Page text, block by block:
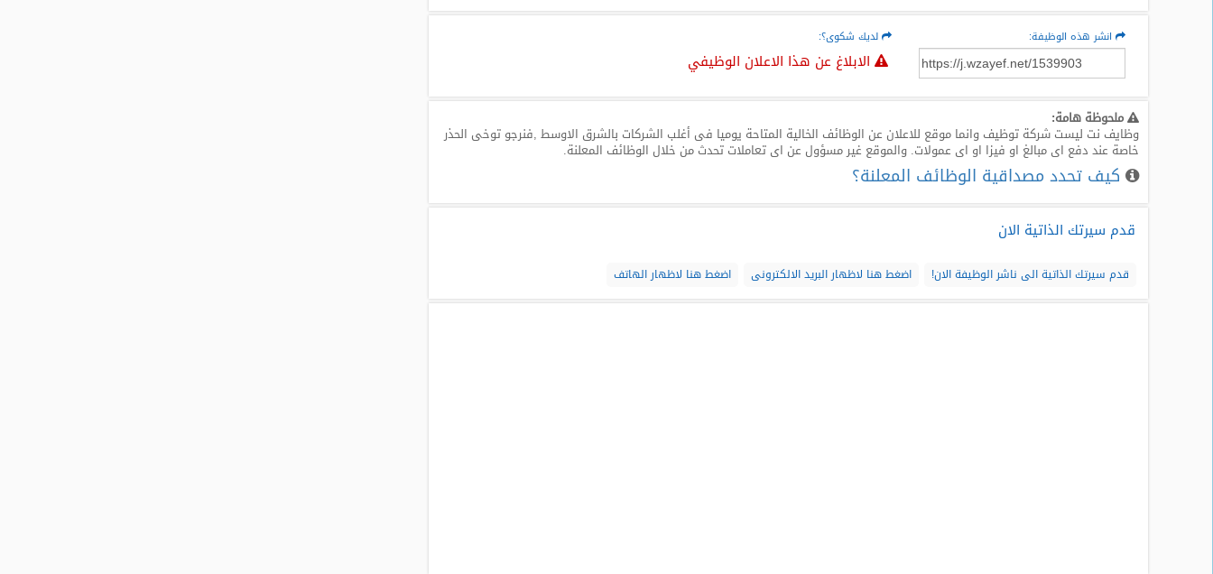
انشر هذه الوظيفة: لديك شكوى؟:
الابلاغ عن هذا الاعلان الوظيفي
ملحوظة هامة:
وظايف نت ليست شركة توظيف وانما موقع للاعلان عن الوظائف الخالية المتاحة يوميا فى أغلب الشركات بالشرق الاوسط ,فنرجو توخى الحذر
خاصة عند دفع اى مبالغ او فيزا او اى عمولات. والموقع غير مسؤول عن اى تعاملات تحدث من خلال الوظائف المعلنة.
كيف تحدد مصداقية الوظائف المعلنة؟
قدم سيرتك الذاتية الان
قدم سيرتك الذاتية الى ناشر الوظيفة الان! اضغط هنا لاظهار البريد الالكترونى اضغط هنا لاظهار الهاتف